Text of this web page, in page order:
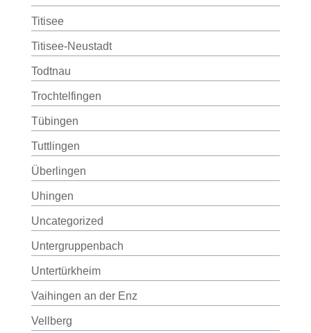
Titisee
Titisee-Neustadt
Todtnau
Trochtelfingen
Tübingen
Tuttlingen
Überlingen
Uhingen
Uncategorized
Untergruppenbach
Untertürkheim
Vaihingen an der Enz
Vellberg